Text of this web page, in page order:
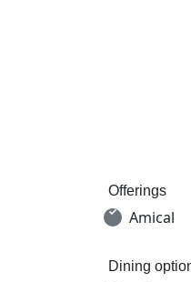
Offerings
Amical
Dining